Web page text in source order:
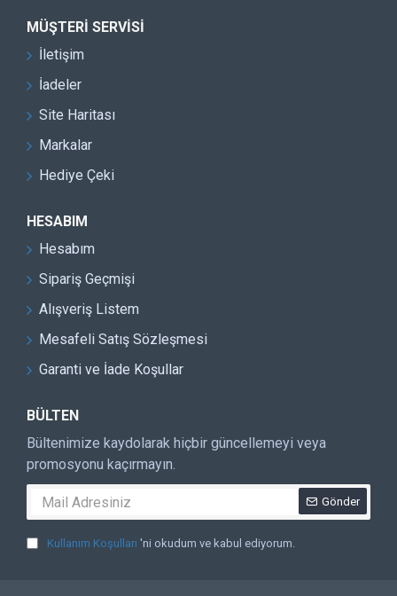
MÜŞTERI SERVISI
İletişim
İadeler
Site Haritası
Markalar
Hediye Çeki
HESABIM
Hesabım
Sipariş Geçmişi
Alışveriş Listem
Mesafeli Satış Sözleşmesi
Garanti ve İade Koşullar
BÜLTEN
Bültenimize kaydolarak hiçbir güncellemeyi veya
promosyonu kaçırmayın.
Gönder
Kullanım Koşulları 'ni okudum ve kabul ediyorum.